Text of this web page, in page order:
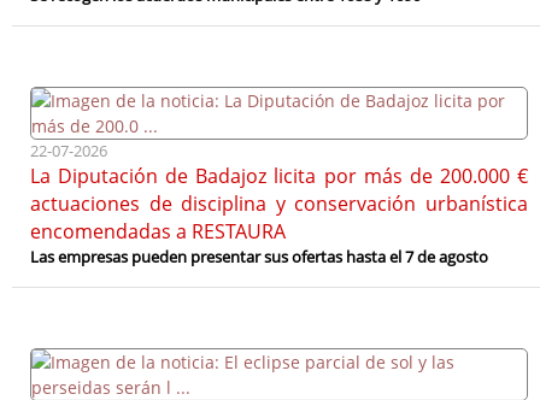
22-07-2026
La Diputación de Badajoz licita por más de 200.000 €
actuaciones de disciplina y conservación urbanística
encomendadas a RESTAURA
Las empresas pueden presentar sus ofertas hasta el 7 de agosto